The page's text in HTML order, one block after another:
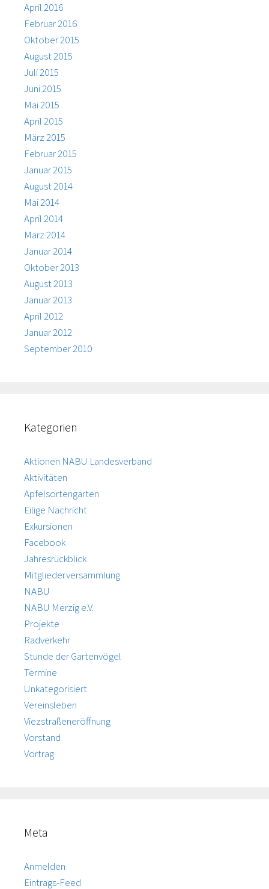
April 2016
Februar 2016
Oktober 2015
August 2015
Juli 2015
Juni 2015
Mai 2015
April 2015
März 2015
Februar 2015
Januar 2015
August 2014
Mai 2014
April 2014
März 2014
Januar 2014
Oktober 2013
August 2013
Januar 2013
April 2012
Januar 2012
September 2010
Kategorien
Aktionen NABU Landesverband
Aktivitäten
Apfelsortengarten
Eilige Nachricht
Exkursionen
Facebook
Jahresrückblick
Mitgliederversammlung
NABU
NABU Merzig e.V.
Projekte
Radverkehr
Stunde der Gartenvögel
Termine
Unkategorisiert
Vereinsleben
Viezstraßeneröffnung
Vorstand
Vortrag
Meta
Anmelden
Eintrags-Feed